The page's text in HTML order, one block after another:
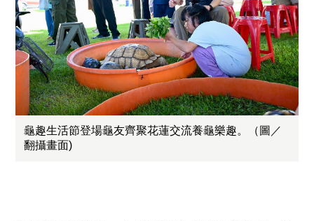
龜趣生活節登場龜友齊聚花蓮交流養龜樂趣。（圖／
翻攝畫面)